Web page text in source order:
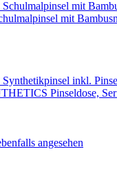
mit
Pinseldose,
angesehen